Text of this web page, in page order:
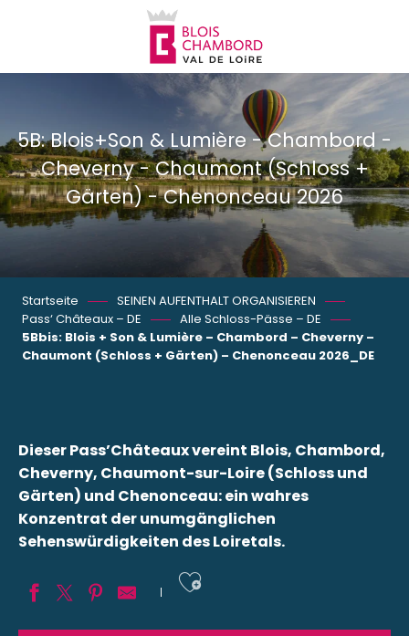
principal
5B: Blois+Son & Lumière - Chambord -
Cheverny - Chaumont (Schloss +
Gärten) - Chenonceau 2026
Startseite
SEINEN AUFENTHALT ORGANISIEREN
Pass‘ Châteaux – DE
Alle Schloss-Pässe – DE
5Bbis: Blois + Son & Lumière – Chambord – Cheverny –
Chaumont (Schloss + Gärten) – Chenonceau 2026_DE
Dieser Pass’Châteaux vereint Blois, Chambord,
Cheverny, Chaumont-sur-Loire (Schloss und
Gärten) und Chenonceau: ein wahres
Konzentrat der unumgänglichen
Sehenswürdigkeiten des Loiretals.
Ajouter aux